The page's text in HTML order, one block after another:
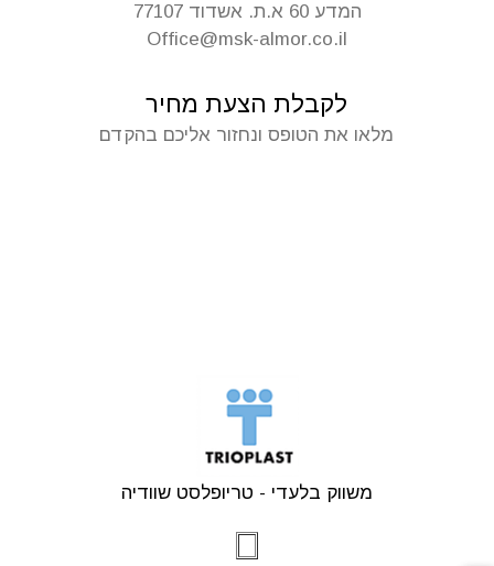
משווק בלעדי - טריופלסט שוודיה
Office@msk-almor.co.il
המדע 60 א.ת. אשדוד 77107
לקבלת הצעת מחיר
מלאו את הטופס ונחזור אליכם בהקדם